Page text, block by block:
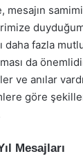
mesajın
daha fazla
da
ve anılar
göre
Mesajları